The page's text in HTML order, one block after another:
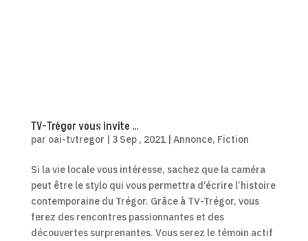
TV-Trégor vous invite …
par oai-tvtregor | 3 Sep , 2021| Annonce, Fiction
Si la vie locale vous intéresse, sachez que la caméra
peut être le stylo qui vous permettra d’écrire l’histoire
contemporaine du Trégor. Grâce à TV-Trégor, vous
ferez des rencontres passionnantes et des
découvertes surprenantes. Vous serez le témoin actif